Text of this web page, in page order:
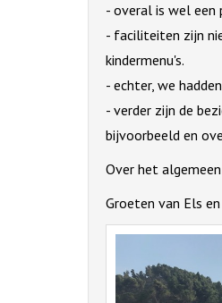
- overal is wel een
- faciliteiten zijn
kindermenu's.
- echter, we
- verder zijn de
bijvoorbeeld en
Over het
Groeten van Els